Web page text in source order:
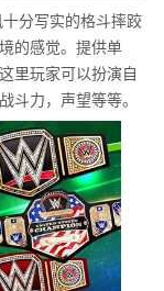
分写实的格斗摔跤
的感觉。提供单
里玩家可以扮演自
斗力，声望等等。